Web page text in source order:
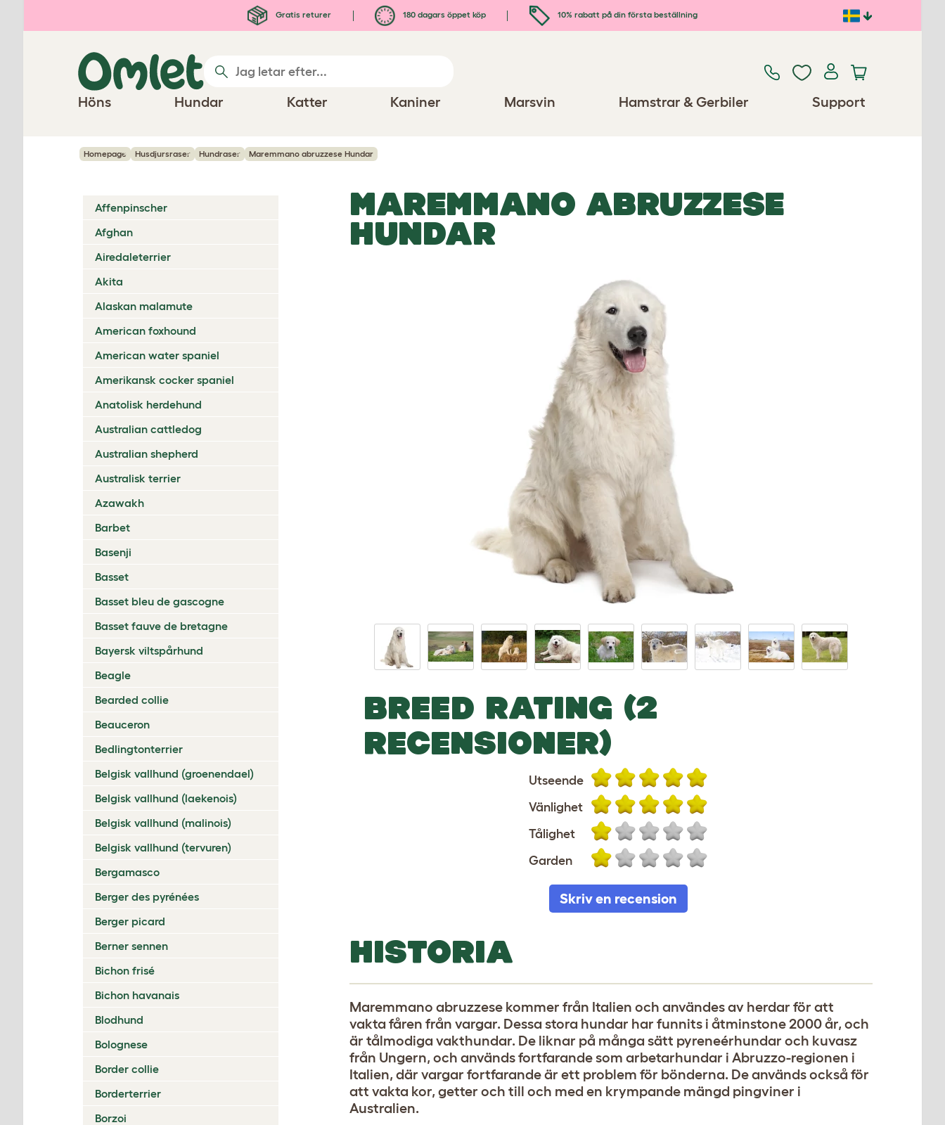
Gratis returer 180 dagars öppet köp 10% rabatt på din första beställning
Höns Hundar Katter Kaniner Marsvin Hamstrar & Gerbiler Support
Homepage Husdjursraser Hundraser Maremmano abruzzese Hundar
Affenpinscher
Afghan
Airedaleterrier
Akita
Alaskan malamute
American foxhound
American water spaniel
Amerikansk cocker spaniel
Anatolisk herdehund
Australian cattledog
Australian shepherd
Australisk terrier
Azawakh
Barbet
Basenji
Basset
Basset bleu de gascogne
Basset fauve de bretagne
Bayersk viltspårhund
Beagle
Bearded collie
Beauceron
Bedlingtonterrier
Belgisk vallhund (groenendael)
Belgisk vallhund (laekenois)
Belgisk vallhund (malinois)
Belgisk vallhund (tervuren)
Bergamasco
Berger des pyrénées
Berger picard
Berner sennen
Bichon frisé
Bichon havanais
Blodhund
Bolognese
Border collie
Borderterrier
Borzoi
MAREMMANO ABRUZZESE
HUNDAR
BREED RATING (2
RECENSIONER)
Utseende
Vänlighet
Tålighet
Garden
Skriv en recension
HISTORIA
Maremmano abruzzese kommer från Italien och användes av herdar för att
vakta fåren från vargar. Dessa stora hundar har funnits i åtminstone 2000 år, och
är tålmodiga vakthundar. De liknar på många sätt pyreneérhundar och kuvasz
från Ungern, och används fortfarande som arbetarhundar i Abruzzo-regionen i
Italien, där vargar fortfarande är ett problem för bönderna. De används också för
att vakta kor, getter och till och med en krympande mängd pingviner i
Australien.